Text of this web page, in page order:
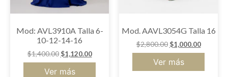
Mod: AVL3910A Talla 6-
10-12-14-16
$1,400.00 $1,120.00
Ver más
Mod. AAVL3054G Talla 16
$2,800.00 $1,000.00
Ver más